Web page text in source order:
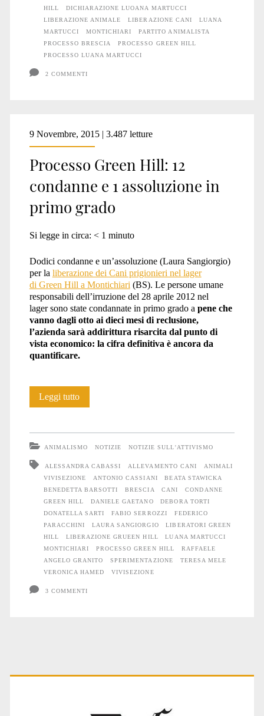
della
sentenza
di
primo
HILL
DICHIARAZIONE LUOANA MARTUCCI
LIBERAZIONE ANIMALE
LIBERAZIONE CANI
LUANA
MARTUCCI
MONTICHIARI
PARTITO ANIMALISTA
PROCESSO BRESCIA
PROCESSO GREEN HILL
PROCESSO LUANA MARTUCCI
2 COMMENTI
9 Novembre, 2015 | 3.487 letture
Processo Green Hill: 12
condanne e 1 assoluzione in
primo grado
Si legge in circa: < 1 minuto
Dodici condanne e un’assoluzione (Laura Sangiorgio)
per la liberazione dei Cani prigionieri nel lager
di Green Hill a Montichiari (BS). Le persone umane
responsabili dell’irruzione del 28 aprile 2012 nel
lager sono state condannate in primo grado a pene che
vanno dagli otto ai dieci mesi di reclusione,
l’azienda sarà addirittura risarcita dal punto di
vista economico: la cifra definitiva è ancora da
quantificare.
Leggi tuttoProcesso
condanne
e
1
assoluzione
in
primo
ANIMALISMO NOTIZIE NOTIZIE SULL'ATTIVISMO
ALESSANDRA CABASSI ALLEVAMENTO CANI
ANIMALI
VIVISEZIONE
ANTONIO CASSIANI
BEATA STAWICKA
BENEDETTA BARSOTTI
BRESCIA CANI
CONDANNE
GREEN HILL
DANIELE GAETANO
DEBORA TORTI
DONATELLA SARTI
FABIO SERROZZI
FEDERICO
PARACCHINI
LAURA SANGIORGIO
LIBERATORI GREEN
HILL
LIBERAZIONE GRUEEN HILL
LUANA MARTUCCI
MONTICHIARI
PROCESSO GREEN HILL
RAFFAELE
ANGELO GRANITO
SPERIMENTAZIONE
TERESA MELE
VERONICA HAMED
VIVISEZIONE
3 COMMENTI
Primary